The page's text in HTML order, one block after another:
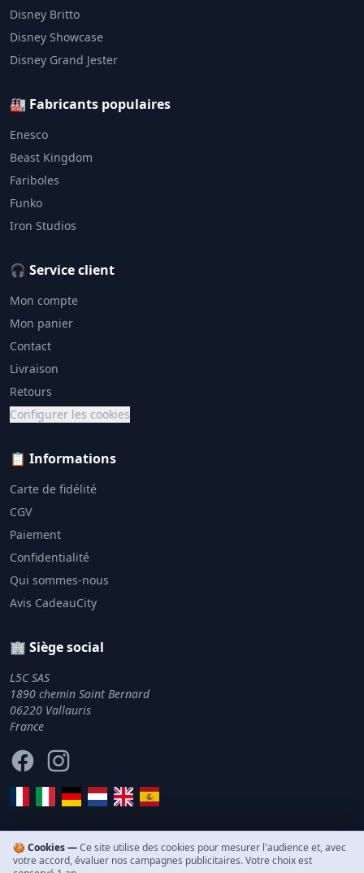
Disney Britto
Disney Showcase
Disney Grand Jester
🏭 Fabricants populaires
Enesco
Beast Kingdom
Fariboles
Funko
Iron Studios
🎧 Service client
Mon compte
Mon panier
Contact
Livraison
Retours
Configurer les cookies
📋 Informations
Carte de fidélité
CGV
Paiement
Confidentialité
Qui sommes-nous
Avis CadeauCity
🏢 Siège social
L5C SAS
1890 chemin Saint Bernard
06220 Vallauris
France
FacebookInstagram
© 2011–2026 CadeauCity. Tous droits réservés.
🍪 Cookies —Ce site utilise des cookies pour mesurer l'audience et, avec
votre accord, évaluer nos campagnes publicitaires. Votre choix est